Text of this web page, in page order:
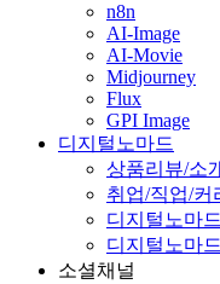
n8n
AI-Image
AI-Movie
Midjourney
Flux
GPI Image
디지털노마드
상품리뷰/소
취업/직업/커
디지털노마
디지털노마
소셜채널